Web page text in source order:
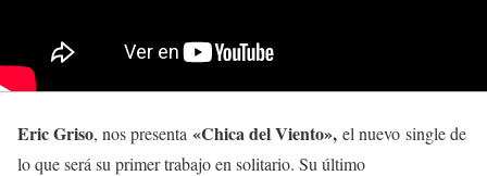
Eric Griso, nos presenta «Chica del Viento», el nuevo single de
lo que será su primer trabajo en solitario. Su último